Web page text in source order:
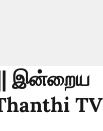
|| இன்றைய
TV